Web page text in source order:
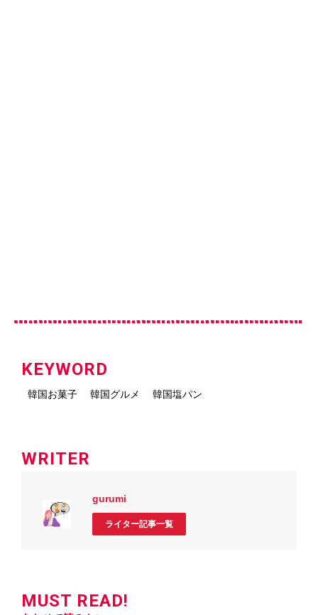
KEYWORD
韓国お菓子 韓国グルメ 韓国塩パン
WRITER
gurumi
ライター記事一覧
MUST READ!